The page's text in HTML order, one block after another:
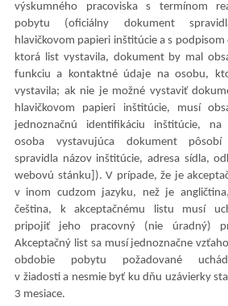
výskumného pracoviska s termínom
pobytu (oficiálny dokument
hlavičkovom papieri inštitúcie a s podpisom
ktorá list vystavila, dokument by mal
funkciu a kontaktné údaje na osobu,
vystavila; ak nie je možné vystaviť
hlavičkovom papieri inštitúcie, musí
jednoznačnú identifikáciu inštitúcie,
osoba vystavujúca dokument
spravidla názov inštitúcie, adresa sídla,
webovú stánku]). V prípade, že je
v inom cudzom jazyku, než je
čeština, k akceptačnému listu musí
pripojiť jeho pracovný (nie úradný)
Akceptačný list sa musí jednoznačne
obdobie pobytu požadované
v žiadosti a nesmie byť ku dňu uzávierky
3 mesiace.